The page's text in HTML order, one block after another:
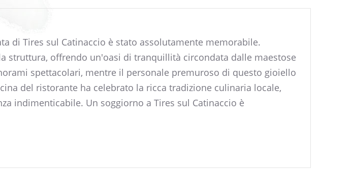
di Tires sul Catinaccio è stato assolutamente memorabile.
struttura, offrendo un'oasi di tranquillità circondata dalle maestose
spettacolari, mentre il personale premuroso di questo gioiello
del ristorante ha celebrato la ricca tradizione culinaria locale,
indimenticabile. Un soggiorno a Tires sul Catinaccio è